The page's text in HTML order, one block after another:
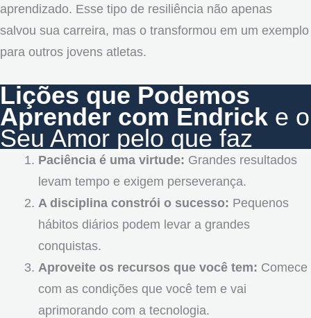
aprendizado. Esse tipo de resiliência não apenas
salvou sua carreira, mas o transformou em um exemplo
para outros jovens atletas.
Lições que Podemos
Aprender com Endrick e o
Seu Amor pelo que faz
Paciência é uma virtude: Grandes resultados
levam tempo e exigem perseverança.
A disciplina constrói o sucesso: Pequenos
hábitos diários podem levar a grandes
conquistas.
Aproveite os recursos que você tem: Comece
com as condições que você tem e vai
aprimorando com a tecnologia.